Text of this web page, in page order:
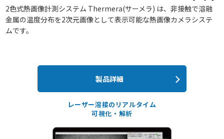
2色式熱画像計測システム Thermera(サーメラ) は、非接触で溶融
金属の温度分布を2次元画像として表示可能な熱画像カメラシステ
ムです。
製品詳細
レーザー溶接のリアルタイム
可視化・解析